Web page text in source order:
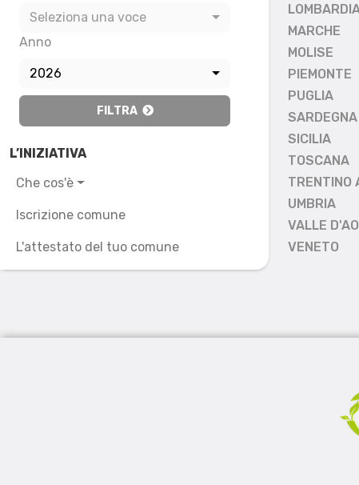
Seleziona una voce
Anno
2026
FILTRA
L’INIZIATIVA
Che cos'è
Iscrizione comune
L'attestato del tuo comune
MARCHE
MOLISE
PIEMONTE
PUGLIA
SARDEGNA
SICILIA
TOSCANA
TRENTINO
UMBRIA
VALLE
VENETO